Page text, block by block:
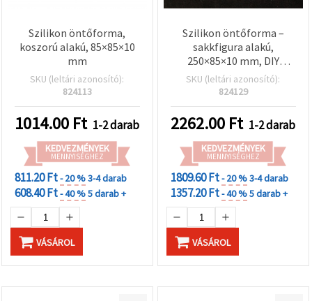
Szilikon öntőforma,
koszorú alakú, 85×85×10
mm
SKU (leltári azonosító):
824113
1014.00 Ft 1-2 darab
KEDVEZMÉNYEK
MENNYISÉGHEZ
811.20 Ft- 20 %3-4 darab
608.40 Ft- 40 %5 darab +
VÁSÁROL
Szilikon öntőforma –
sakkfigura alakú,
250×85×10 mm, DIY
polimer gyurmához,
kézműves és hobbi
projektekhez
SKU (leltári azonosító):
824129
2262.00 Ft 1-2 darab
KEDVEZMÉNYEK
MENNYISÉGHEZ
1809.60 Ft- 20 %3-4 darab
1357.20 Ft- 40 %5 darab +
VÁSÁROL